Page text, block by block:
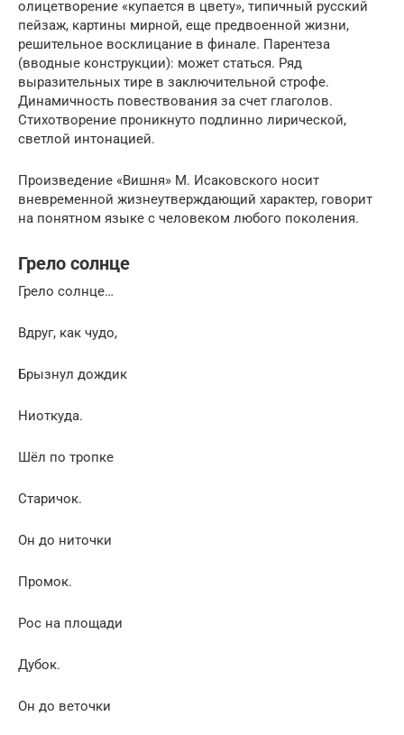
олицетворение «купается в цвету», типичный русский
пейзаж, картины мирной, еще предвоенной жизни,
решительное восклицание в финале. Парентеза
(вводные конструкции): может статься. Ряд
выразительных тире в заключительной строфе.
Динамичность повествования за счет глаголов.
Стихотворение проникнуто подлинно лирической,
светлой интонацией.
Произведение «Вишня» М. Исаковского носит
вневременной жизнеутверждающий характер, говорит
на понятном языке с человеком любого поколения.
Грело солнце
Грело солнце…
Вдруг, как чудо,
Брызнул дождик
Ниоткуда.
Шёл по тропке
Старичок.
Он до ниточки
Промок.
Рос на площади
Дубок.
Он до веточки